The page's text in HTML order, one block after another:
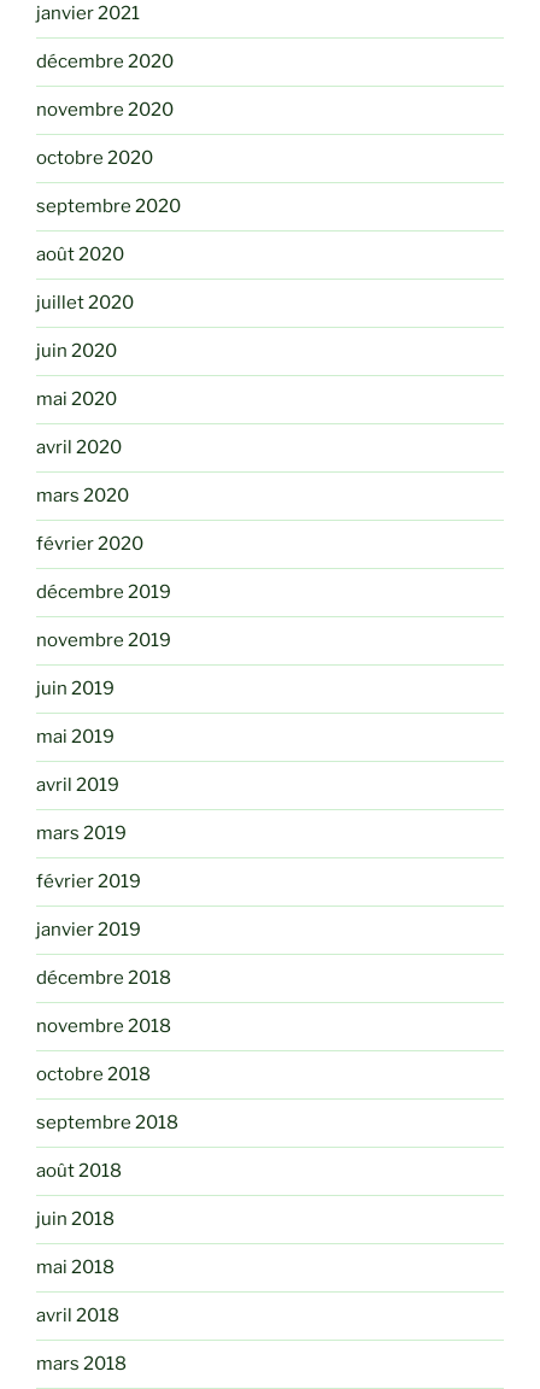
janvier 2021
décembre 2020
novembre 2020
octobre 2020
septembre 2020
août 2020
juillet 2020
juin 2020
mai 2020
avril 2020
mars 2020
février 2020
décembre 2019
novembre 2019
juin 2019
mai 2019
avril 2019
mars 2019
février 2019
janvier 2019
décembre 2018
novembre 2018
octobre 2018
septembre 2018
août 2018
juin 2018
mai 2018
avril 2018
mars 2018